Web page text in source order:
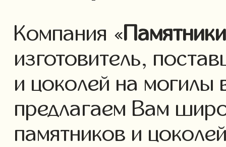
Компания «Памятники
изготовитель,
и цоколей на
предлагаем Вам
памятников и